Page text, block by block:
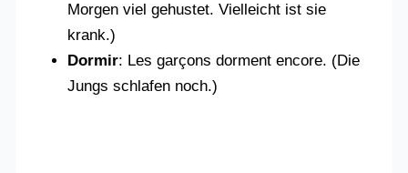
Morgen viel gehustet. Vielleicht ist sie
krank.)
Dormir: Les garçons dorment encore. (Die
Jungs schlafen noch.)